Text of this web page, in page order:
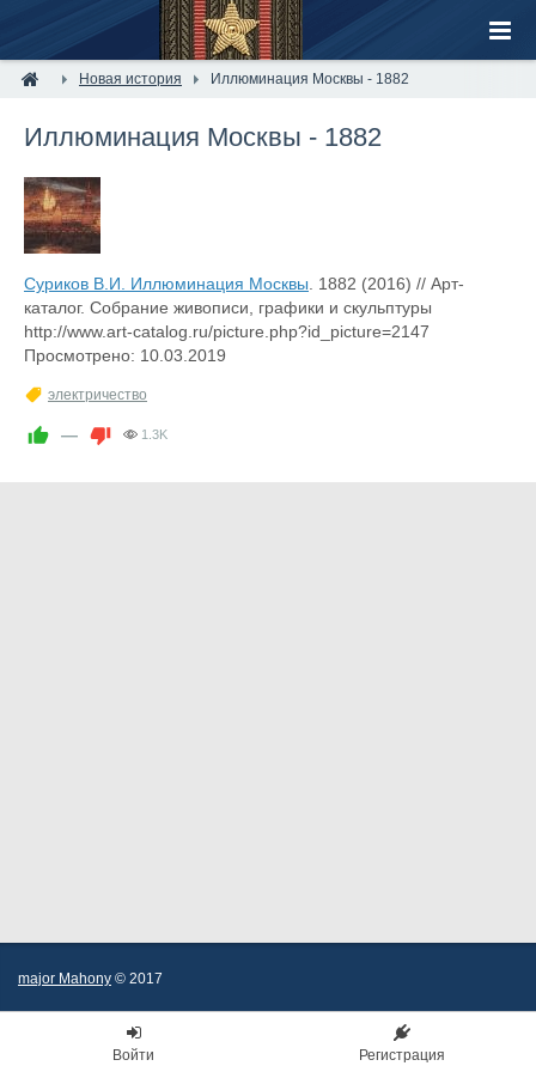
Новая история Иллюминация Москвы - 1882
Иллюминация Москвы - 1882
Суриков В.И. Иллюминация Москвы . 1882 (2016) // Арт-
каталог. Собрание живописи, графики и скульптуры
http://www.art-catalog.ru/picture.php?id_picture=2147
Просмотрено: 10.03.2019
электричество
— 1.3K
major Mahony © 2017
Войти Регистрация